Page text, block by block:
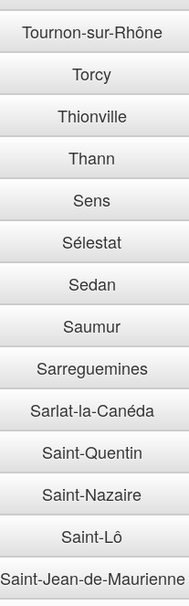
Tournon-sur-Rhône
Torcy
Thionville
Thann
Sens
Sélestat
Sedan
Saumur
Sarreguemines
Sarlat-la-Canéda
Saint-Quentin
Saint-Nazaire
Saint-Lô
Saint-Jean-de-Maurienne